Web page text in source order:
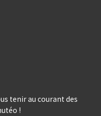
tenir au courant des
!